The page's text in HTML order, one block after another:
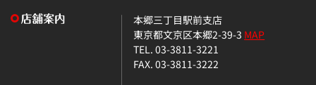
本郷三丁目駅前支店
東京都文京区本郷2-39-3 MAP
TEL. 03-3811-3221
FAX. 03-3811-3222